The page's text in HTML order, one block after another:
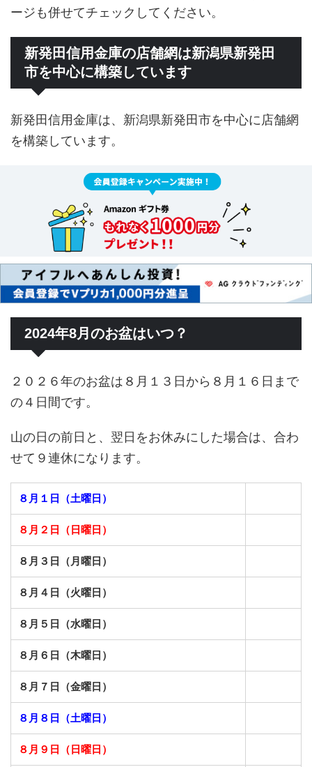
ージも併せてチェックしてください。
新発田信用金庫の店舗網は新潟県新発田
市を中心に構築しています
新発田信用金庫は、新潟県新発田市を中心に店舗網
を構築しています。
2024年8月のお盆はいつ？
２０２６年のお盆は８月１３日から８月１６日まで
の４日間です。
山の日の前日と、翌日をお休みにした場合は、合わ
せて９連休になります。
８月１日（土曜日）
８月２日（日曜日）
８月３日（月曜日）
８月４日（火曜日）
８月５日（水曜日）
８月６日（木曜日）
８月７日（金曜日）
８月８日（土曜日）
８月９日（日曜日）